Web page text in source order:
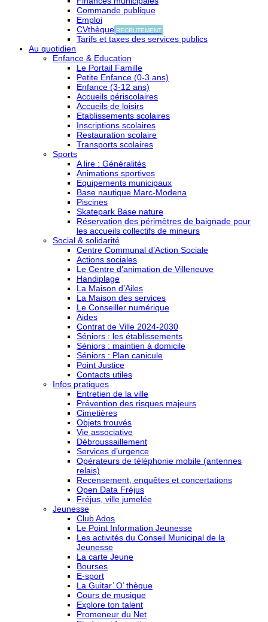
Commande publique
Emploi
CVthèque RECRUTEMENT
Tarifs et taxes des services publics
Au quotidien
Enfance & Education
Le Portail Famille
Petite Enfance (0-3 ans)
Enfance (3-12 ans)
Accueils périscolaires
Accueils de loisirs
Etablissements scolaires
Inscriptions scolaires
Restauration scolaire
Transports scolaires
Sports
A lire : Généralités
Animations sportives
Equipements municipaux
Base nautique Marc-Modena
Piscines
Skatepark Base nature
Réservation des périmètres de baignade pour
les accueils collectifs de mineurs
Social & solidarité
Centre Communal d’Action Sociale
Actions sociales
Le Centre d’animation de Villeneuve
Handiplage
La Maison d’Ailes
La Maison des services
Le Conseiller numérique
Aides
Contrat de Ville 2024-2030
Séniors : les établissements
Séniors : maintien à domicile
Séniors : Plan canicule
Point Justice
Contacts utiles
Infos pratiques
Entretien de la ville
Prévention des risques majeurs
Cimetières
Objets trouvés
Vie associative
Débroussaillement
Services d’urgence
Opérateurs de téléphonie mobile (antennes
relais)
Recensement, enquêtes et concertations
Open Data Fréjus
Fréjus, ville jumelée
Jeunesse
Club Ados
Le Point Information Jeunesse
Les activités du Conseil Municipal de la
Jeunesse
La carte Jeune
Bourses
E-sport
La Guitar’ O’ thèque
Cours de musique
Explore ton talent
Promeneur du Net